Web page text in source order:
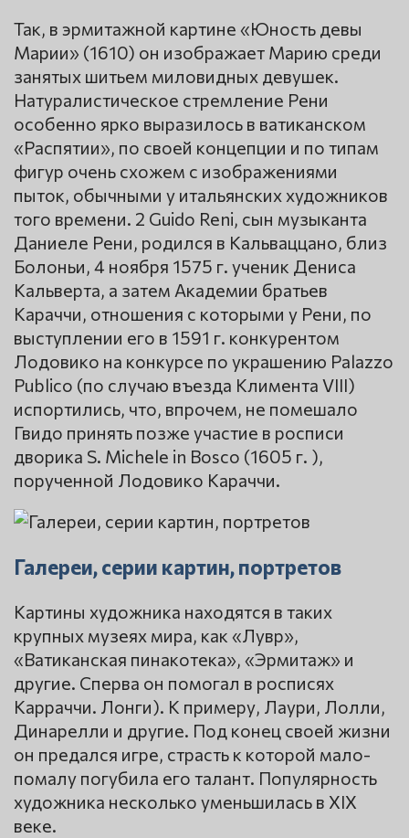
Так, в эрмитажной картине «Юность девы
Марии» (1610) он изображает Марию среди
занятых шитьем миловидных девушек.
Натуралистическое стремление Рени
особенно ярко выразилось в ватиканском
«Распятии», по своей концепции и по типам
фигур очень схожем с изображениями
пыток, обычными у итальянских художников
того времени. 2 Guido Reni, сын музыканта
Даниеле Рени, родился в Кальваццано, близ
Болоньи, 4 ноября 1575 г. ученик Дениса
Кальверта, а затем Академии братьев
Караччи, отношения с которыми у Рени, по
выступлении его в 1591 г. конкурентом
Лодовико на конкурсе по украшению Palazzo
Publico (по случаю въезда Климента VIII)
испортились, что, впрочем, не помешало
Гвидо принять позже участие в росписи
дворика S. Michеle in Bosco (1605 г. ),
порученной Лодовико Караччи.
Галереи, серии картин, портретов
Картины художника находятся в таких
крупных музеях мира, как «Лувр»,
«Ватиканская пинакотека», «Эрмитаж» и
другие. Сперва он помогал в росписях
Карраччи. Лонги). К примеру, Лаури, Лолли,
Динарелли и другие. Под конец своей жизни
он предался игре, страсть к которой мало-
помалу погубила его талант. Популярность
художника несколько уменьшилась в XIX
веке.